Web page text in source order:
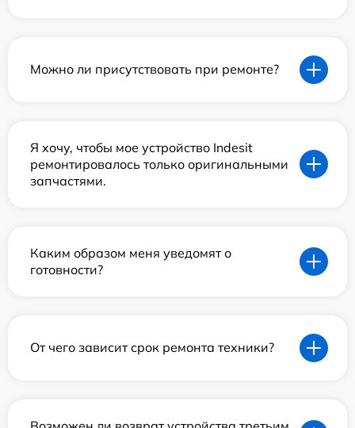
Можно ли присутствовать при ремонте?
Я хочу, чтобы мое устройство Indesit
ремонтировалось только оригинальными
запчастями.
Каким образом меня уведомят о
готовности?
От чего зависит срок ремонта техники?